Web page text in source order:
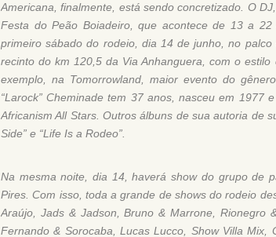
Americana, finalmente, está sendo concretizado. O
Festa do Peão Boiadeiro, que acontece de 13 a
primeiro sábado do rodeio, dia 14 de junho, no
recinto do km 120,5 da Via Anhanguera, com o
exemplo, na Tomorrowland, maior evento do
“Larock” Cheminade tem 37 anos, nasceu em 1977
Africanism All Stars. Outros álbuns de sua autoria de
Side” e “Life Is a Rodeo”.
Na mesma noite, dia 14, haverá show do grupo de
Pires. Com isso, toda a grande de shows do rodeio
Araújo, Jads & Jadson, Bruno & Marrone, Rionegro
Fernando & Sorocaba, Lucas Lucco, Show Villa